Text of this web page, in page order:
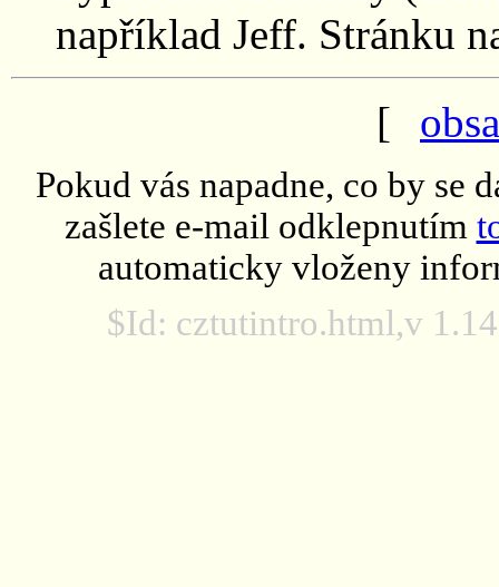
například Jeff. Stránku
[
Pokud vás napadne, co by se
zašlete e-mail odklepnutím
automaticky vloženy
$Id: cztutintro.html,v